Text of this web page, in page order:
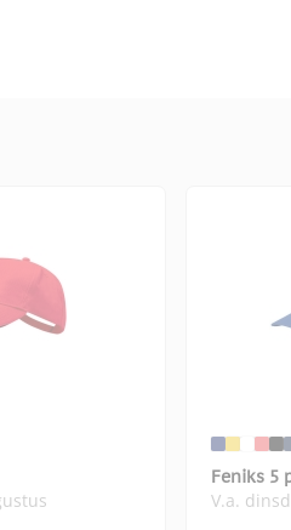
Feniks 5
V.a.